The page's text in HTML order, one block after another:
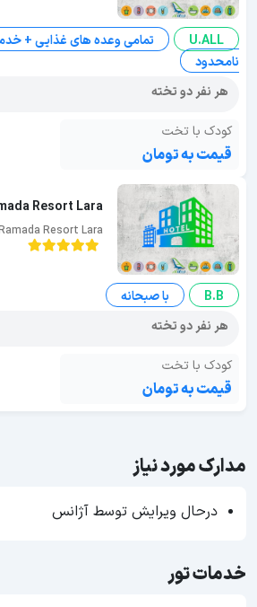
U.ALL
تمامی وعده های غذایی +
نامحدود
هر نفر دو تخته
کودک با تخت
قیمت به تومان
Resort Lara
Resort Lara
B.B
با صبحانه
هر نفر دو تخته
کودک با تخت
قیمت به تومان
مدارک مورد نیاز
درحال ویرایش توسط آژانس
خدمات تور